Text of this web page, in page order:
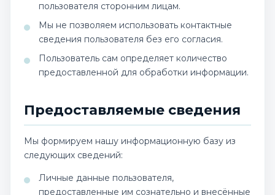
пользователя сторонним лицам.
Мы не позволяем использовать контактные
сведения пользователя без его согласия.
Пользователь сам определяет количество
предоставленной для обработки информации.
Предоставляемые сведения
Мы формируем нашу информационную базу из
следующих сведений:
Личные данные пользователя,
предоставленные им сознательно и внесённые